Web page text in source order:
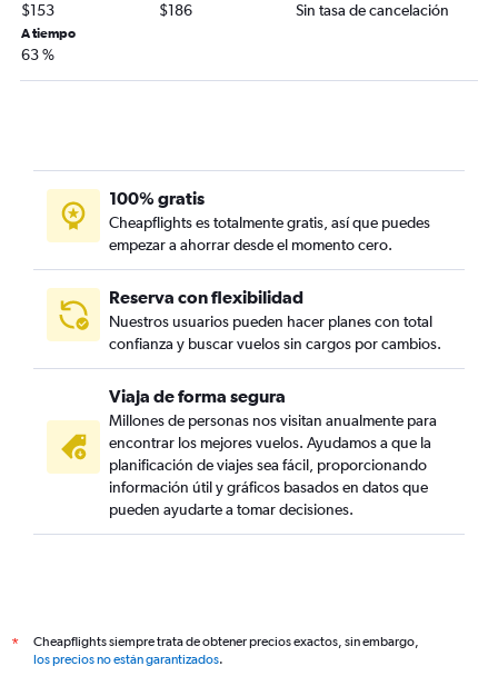
$153 $186 Sin tasa de cancelación
A tiempo
63 %
100% gratis
Cheapflights es totalmente gratis, así que puedes
empezar a ahorrar desde el momento cero.
Reserva con flexibilidad
Nuestros usuarios pueden hacer planes con total
confianza y buscar vuelos sin cargos por cambios.
Viaja de forma segura
Millones de personas nos visitan anualmente para
encontrar los mejores vuelos. Ayudamos a que la
planificación de viajes sea fácil, proporcionando
información útil y gráficos basados en datos que
pueden ayudarte a tomar decisiones.
*
Cheapflights siempre trata de obtener precios exactos, sin embargo,
los precios no están garantizados.